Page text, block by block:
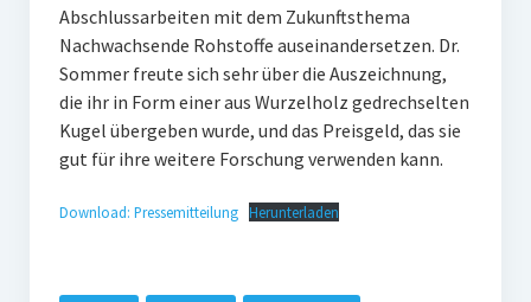
Abschlussarbeiten mit dem Zukunftsthema
Nachwachsende Rohstoffe auseinandersetzen. Dr.
Sommer freute sich sehr über die Auszeichnung,
die ihr in Form einer aus Wurzelholz gedrechselten
Kugel übergeben wurde, und das Preisgeld, das sie
gut für ihre weitere Forschung verwenden kann.
Download: Pressemitteilung Herunterladen